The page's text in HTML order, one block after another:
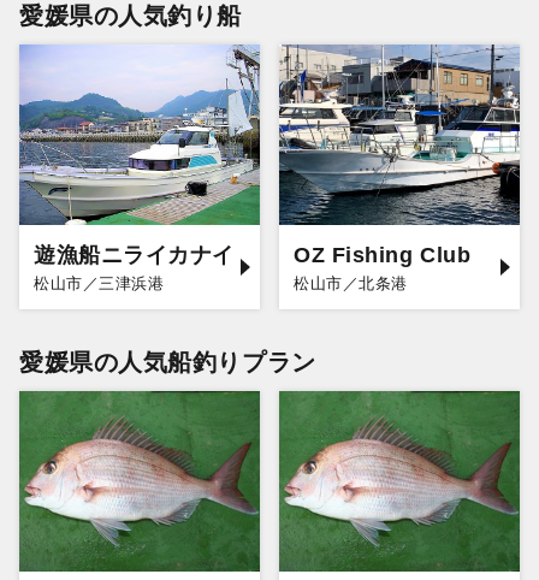
愛媛県の人気釣り船
遊漁船ニライカナイ
松山市／三津浜港
OZ Fishing Club
松山市／北条港
愛媛県の人気船釣りプラン